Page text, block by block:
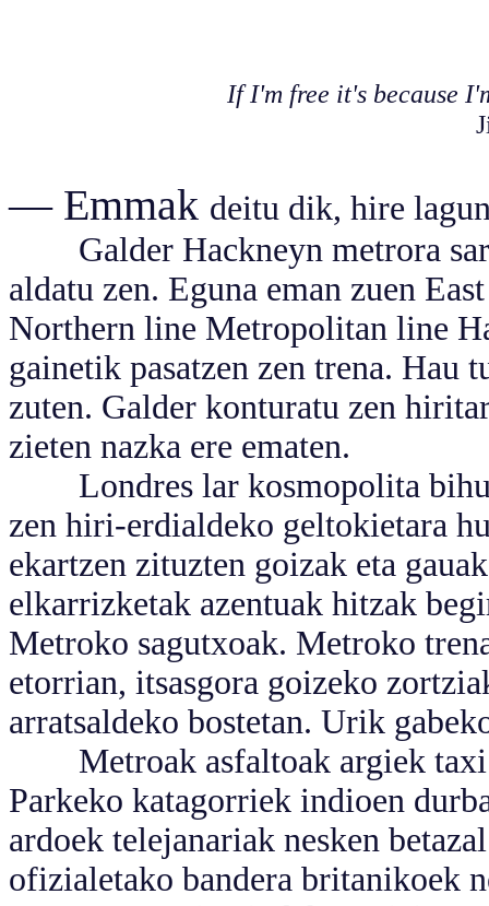
If I'm free it's because
— Emmak deitu dik, hire
Galder Hackneyn metrora
aldatu zen. Eguna eman zuen
Northern line Metropolitan line
gainetik pasatzen zen trena. Hau
zuten. Galder konturatu zen
zieten nazka ere ematen.
Londres lar kosmopolita
zen hiri-erdialdeko geltokietara
ekartzen zituzten goizak eta
elkarrizketak azentuak hitzak
Metroko sagutxoak. Metroko
etorrian, itsasgora goizeko
arratsaldeko bostetan. Urik
Metroak asfaltoak argiek taxi
Parkeko katagorriek indioen
ardoek telejanariak nesken
ofizialetako bandera britanikoek